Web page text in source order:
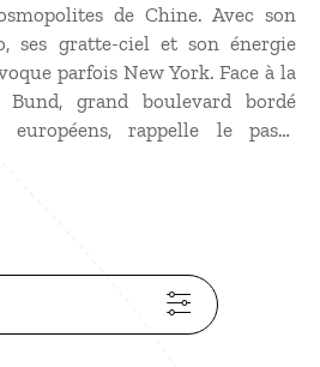
de Chine. Avec son
ses gratte-ciel et son énergie
parfois New York. Face à la
grand boulevard bordé
européens, rappelle le passé
Mais Shanghai conserve
bordées de platanes, ses cafés et
Tianzifang. À l’opposé,
spectaculaire dominée par